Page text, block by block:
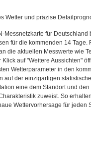
Wetter und präzise
Messnetzkarte für Deutschland
für die kommenden 14
die aktuellen Messwerte wie
Klick auf "Weitere Aussichten"
Wetterparameter in den
auf der einzigartigen
eine dem Standort und
zuweist. So
Wettervorhersage für jeden